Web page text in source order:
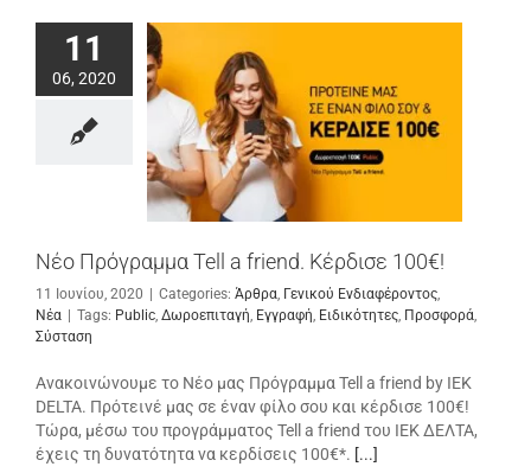
11
06, 2020
Νέο Πρόγραμμα Tell a friend. Κέρδισε 100€!
11 Ιουνίου, 2020 | Categories: Άρθρα Γενικού Ενδιαφέροντος
Νέα | Tags: Public Δωροεπιταγή Εγγραφή Ειδικότητες Προσφορά
Σύσταση
Ανακοινώνουμε το Νέο μας Πρόγραμμα Tell a friend by IEK
DELTA. Πρότεινέ μας σε έναν φίλο σου και κέρδισε 100€!
Τώρα, μέσω του προγράμματος Tell a friend του ΙΕΚ ΔΕΛΤΑ,
έχεις τη δυνατότητα να κερδίσεις 100€*. [...]